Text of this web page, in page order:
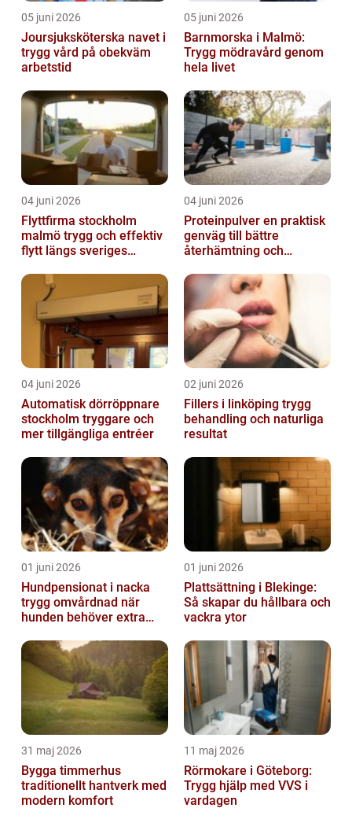
05 juni 2026
Joursjuksköterska navet i
trygg vård på obekväm
arbetstid
05 juni 2026
Barnmorska i Malmö:
Trygg mödravård genom
hela livet
04 juni 2026
Flyttfirma stockholm
malmö trygg och effektiv
flytt längs sveriges
04 juni 2026
Proteinpulver en praktisk
genväg till bättre
återhämtning och
04 juni 2026
Automatisk dörröppnare
stockholm tryggare och
mer tillgängliga entréer
02 juni 2026
Fillers i linköping trygg
behandling och naturliga
resultat
01 juni 2026
Hundpensionat i nacka
trygg omvårdnad när
hunden behöver extra
01 juni 2026
Plattsättning i Blekinge:
Så skapar du hållbara och
vackra ytor
31 maj 2026
Bygga timmerhus
traditionellt hantverk med
modern komfort
11 maj 2026
Rörmokare i Göteborg:
Trygg hjälp med VVS i
vardagen